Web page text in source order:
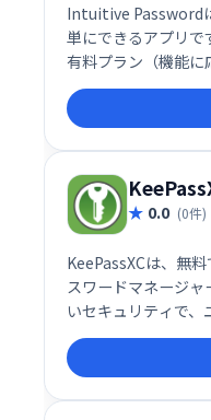
Intuitive Password
単にできるアプリで
有料プラン（機能に
での同期や無制限
AES-256暗号化や安
生体認証に対応し
ータを保護します。
す。
0.0 (0件)
KeePassXCは、無
スワードマネージ
いセキュリティで、
スから保護します
で、安心してご利用
機能を備え、安全
す。